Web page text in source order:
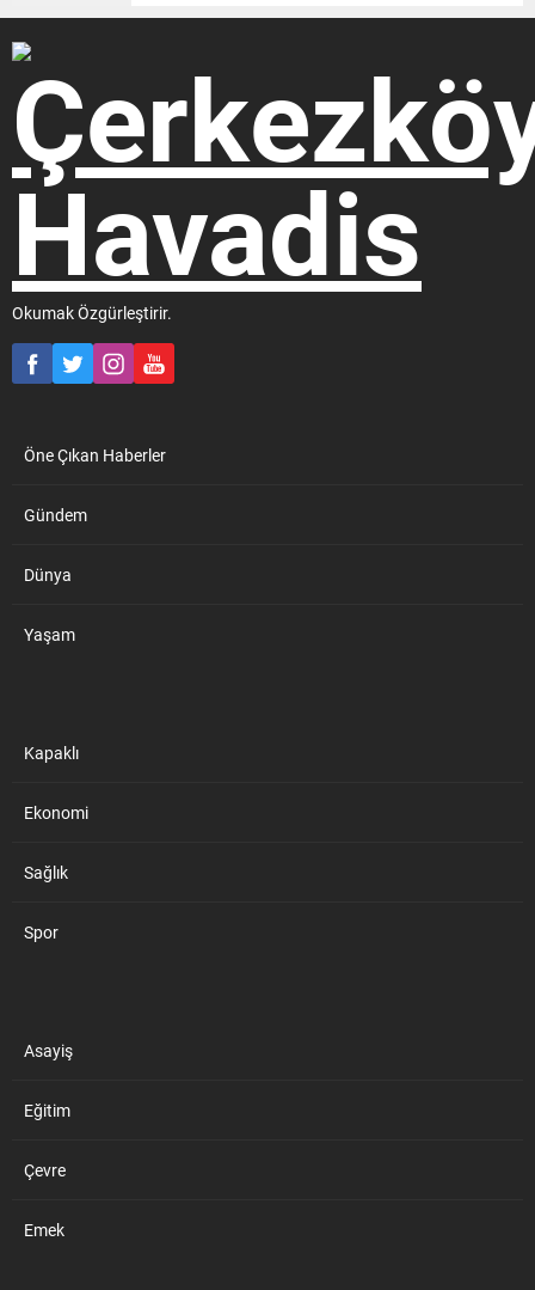
Okumak Özgürleştirir.
Öne Çıkan Haberler
Gündem
Dünya
Yaşam
Kapaklı
Ekonomi
Sağlık
Spor
Asayiş
Eğitim
Çevre
Emek